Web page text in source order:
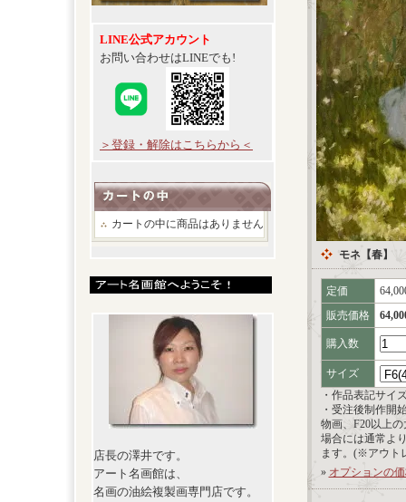
LINE公式アカウント
お問い合わせはLINEでも!
＞登録・解除はこちらから＜
カートの中に商品はありません
店長の澤井です。
アート名画館は、
名画の油絵複製画専門店です。
モネ【春】
定価
販売価格
購入数
サイズ
・作品表記サイ
・受注後制作開
物画、F20以上
場合には通常よ
ます。(※アウト
» オプションの